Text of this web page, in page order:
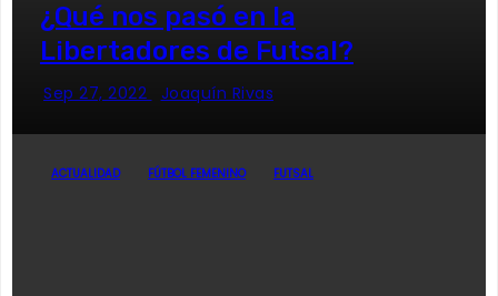
¿Qué nos pasó en la
Libertadores de Futsal?
Sep 27, 2022 Joaquín Rivas
ACTUALIDAD FÚTBOL FEMENINO FUTSAL